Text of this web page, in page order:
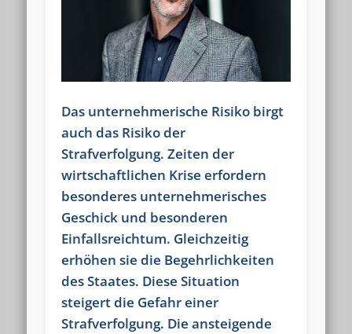
westen@kanzlei-westen.de
Ärger mit Finanzamt, Zoll, Polizei? Vorladung, Strafbefehl,...
282.907x gelesen
Steuerstrafverteidigung- 52.531x gelesen
Arbeitsstrafrecht- 38.026x gelesen
Tipp: Verjährung der Steuerhinterziehung- 36.338x gelesen
Tipp: Was tun bei Durchsuchung und Hausdurchsuchung?
35.675x gelesen
Tipp: Was tun, wenn die Polizei vor der Tür steht?- 23.440x
Das unternehmerische Risiko birgt
auch das Risiko der
Strafverfolgung. Zeiten der
wirtschaftlichen Krise erfordern
besonderes unternehmerisches
Geschick und besonderen
Einfallsreichtum. Gleichzeitig
erhöhen sie die Begehrlichkeiten
des Staates. Diese Situation
steigert die Gefahr einer
Strafverfolgung. Die ansteigende